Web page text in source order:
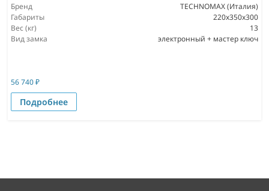
Бренд
TECHNOMAX (Италия)
Габариты
220x350x300
Вес (кг)
13
Вид замка
электронный + мастер ключ
56 740₽
Подробнее